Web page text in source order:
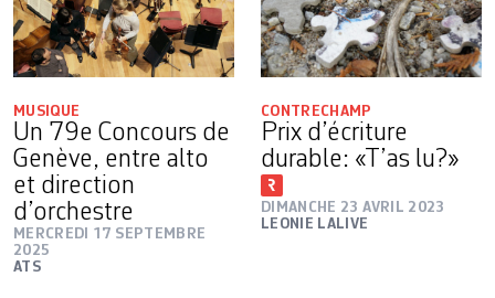
MUSIQUE
Un 79e Concours de
Genève, entre alto
et direction
d’orchestre
MERCREDI 17 SEPTEMBRE
2025
ATS
CONTRECHAMP
Prix d’écriture
durable: «T’as lu?»
DIMANCHE 23 AVRIL 2023
LEONIE LALIVE